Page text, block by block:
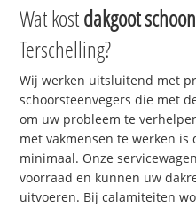
Wat kostdakgoot
Terschelling?
Wij werken uitsluitend met
schoorsteenvegers die met
om uw probleem te
met vakmensen te werken
minimaal. Onze
voorraad en kunnen uw
uitvoeren. Bij calamiteiten